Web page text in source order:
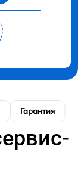
Гарантия